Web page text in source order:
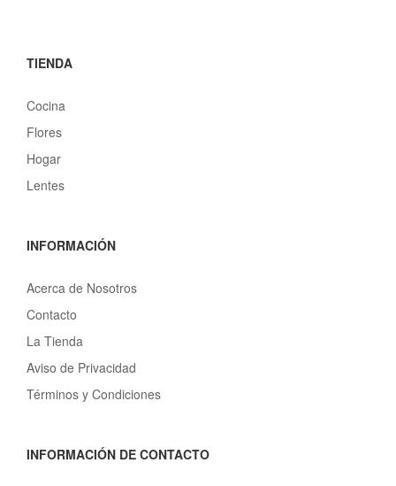
TIENDA
Cocina
Flores
Hogar
Lentes
INFORMACIÓN
Acerca de Nosotros
Contacto
La Tienda
Aviso de Privacidad
Términos y Condiciones
INFORMACIÓN DE CONTACTO